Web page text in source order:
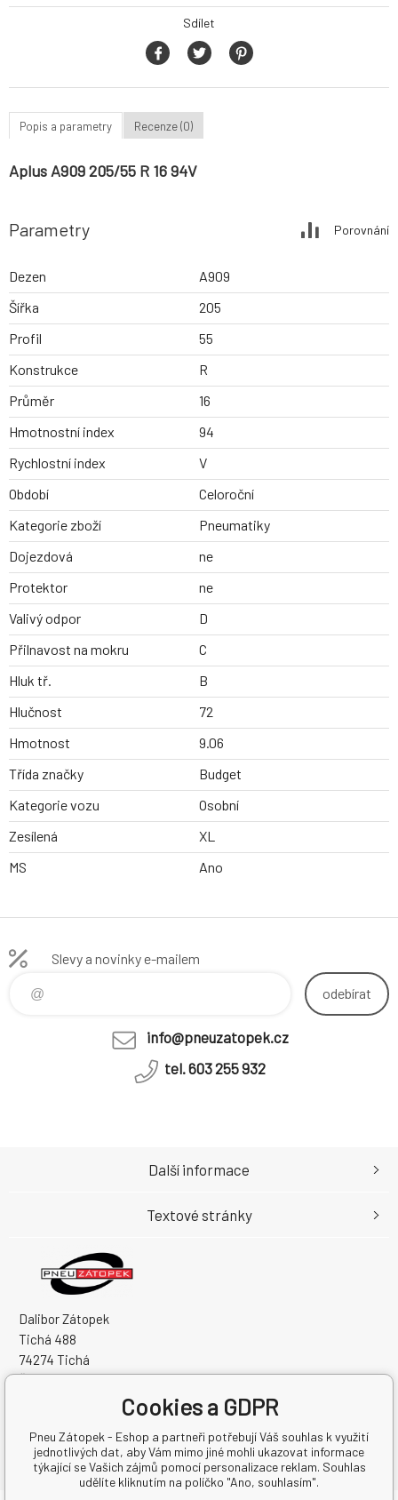
Sdílet
Popis a parametry Recenze (0)
Aplus A909 205/55 R 16 94V
Parametry Porovnání
Dezen
A909
Šířka
205
Profil
55
Konstrukce
R
Průměr
16
Hmotnostní index
94
Rychlostní index
V
Období
Celoroční
Kategorie zboží
Pneumatiky
Dojezdová
ne
Protektor
ne
Valivý odpor
D
Přilnavost na mokru
C
Hluk tř.
B
Hlučnost
72
Hmotnost
9.06
Třída značky
Budget
Kategorie vozu
Osobní
Zesílená
XL
MS
Ano
Slevy a novinky e-mailem
odebírat
info@pneuzatopek.cz
tel. 603 255 932
Dalibor Zátopek
Tichá 488
74274 Tichá
Česká Republika
DIČ: CZ7504094994
Další informace
Textové stránky
Cookies a GDPR
Pneu Zátopek - Eshop a partneři potřebují Váš souhlas k využití
jednotlivých dat, aby Vám mimo jiné mohli ukazovat informace
týkající se Vašich zájmů pomocí personalizace reklam. Souhlas
udělíte kliknutím na políčko "Ano, souhlasím".